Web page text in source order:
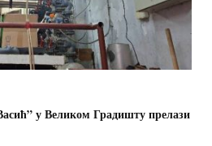
у Великом Градишту прелази